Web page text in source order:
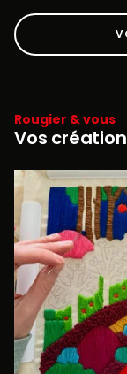
Rougier & vous
Vos